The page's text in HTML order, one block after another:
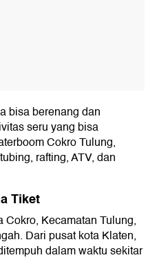
bisa berenang dan
seru yang bisa
Cokro Tulung,
rafting, ATV, dan
Tiket
Kecamatan Tulung,
Dari pusat kota Klaten,
dalam waktu sekitar